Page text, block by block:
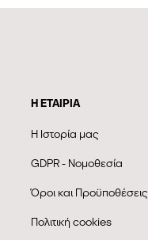
Η ΕΤΑΙΡΊΑ
Η Ιστορία μας
GDPR - Νομοθεσία
Όροι και Προϋποθέσεις
Πολιτική cookies